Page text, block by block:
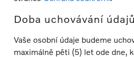
Doba uchovávání údajů
Vaše osobní údaje budeme
maximálně pěti (5) let ode dne,